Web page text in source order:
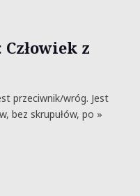
z
przeciwnik/wróg. Jest
bez skrupułów, po »